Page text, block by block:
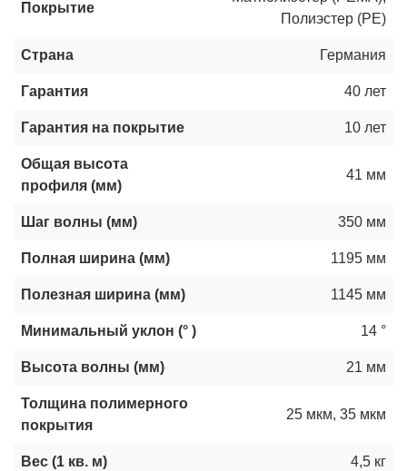
Покрытие
Полиэстер (РЕ)
Страна Германия
Гарантия 40 лет
Гарантия на покрытие 10 лет
Общая высота
профиля (мм)
41 мм
Шаг волны (мм) 350 мм
Полная ширина (мм) 1195 мм
Полезная ширина (мм) 1145 мм
Минимальный уклон (° ) 14 °
Высота волны (мм) 21 мм
Толщина полимерного
покрытия
25 мкм, 35 мкм
Вес (1 кв. м) 4,5 кг